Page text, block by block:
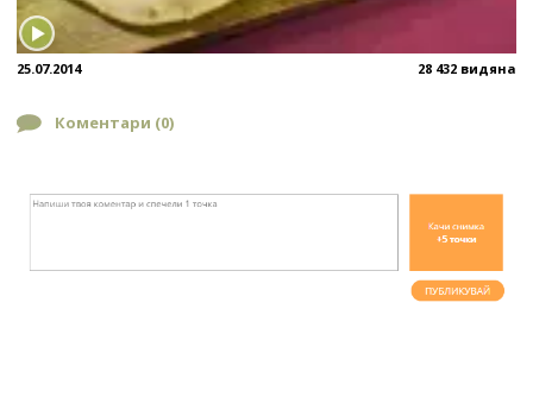
25.07.2014 28 432 видяна
Коментари (0)